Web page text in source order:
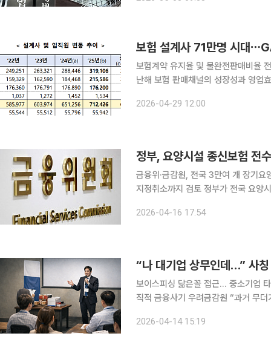
보험 설계사 71만명 시대
보험계약 유지율 및 불완전판매비율
난해 보험 판매채널의 성장성과 영업
화하기로 했다. 금융감독원
2026-04-29 12:00
정부, 요양시설 종신보험 전
금융위·금감원, 전국 3만여 개 장기
지정취소까지 검토 정부가 전국 요양시설의 종신보험 가입 실태에 대한 전수조사에 나선다. 최근 일
2026-04-16 17:54
“나 대기업 상무인데…” 사
보이스피싱 닮은꼴 접근… 중소기업
직적 금융사기 우려금감원 “과거 무더기
은 “그간의 협력에 감사하다”며 “산
2026-04-14 15:19